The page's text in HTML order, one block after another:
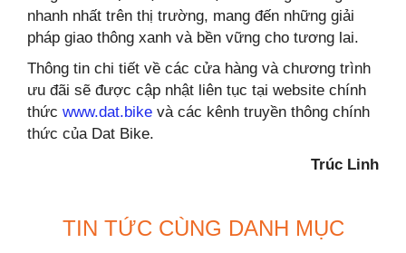
nhanh nhất trên thị trường, mang đến những giải
pháp giao thông xanh và bền vững cho tương lai.
Thông tin chi tiết về các cửa hàng và chương trình
ưu đãi sẽ được cập nhật liên tục tại website chính
thức www.dat.bike và các kênh truyền thông chính
thức của Dat Bike.
Trúc Linh
TIN TỨC CÙNG DANH MỤC